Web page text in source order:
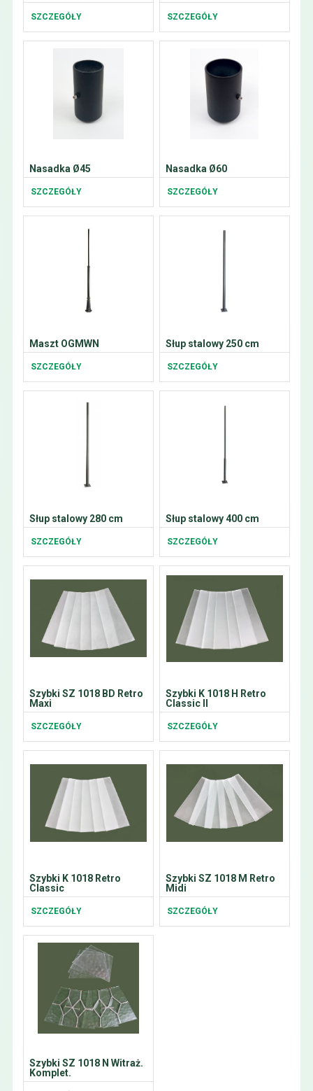
SZCZEGÓŁY SZCZEGÓŁY
Nasadka Ø45
SZCZEGÓŁY
Nasadka Ø60
SZCZEGÓŁY
Maszt OGMWN
SZCZEGÓŁY
Słup stalowy 250 cm
SZCZEGÓŁY
Słup stalowy 280 cm
SZCZEGÓŁY
Słup stalowy 400 cm
SZCZEGÓŁY
Szybki SZ 1018 BD Retro
Maxi
SZCZEGÓŁY
Szybki K 1018 H Retro
Classic II
SZCZEGÓŁY
Szybki K 1018 Retro
Classic
SZCZEGÓŁY
Szybki SZ 1018 M Retro
Midi
SZCZEGÓŁY
Szybki SZ 1018 N Witraż.
Komplet.